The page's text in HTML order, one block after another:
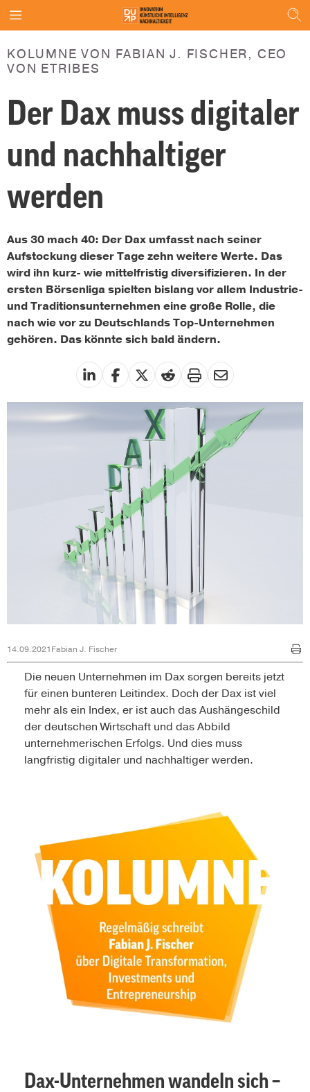
KOLUMNE VON FABIAN J. FISCHER, CEO
VON ETRIBES
Der Dax muss digitaler
und nachhaltiger
werden
Aus 30 mach 40: Der Dax umfasst nach seiner
Aufstockung dieser Tage zehn weitere Werte. Das
wird ihn kurz- wie mittelfristig diversifizieren. In der
ersten Börsenliga spielten bislang vor allem Industrie-
und Traditionsunternehmen eine große Rolle, die
nach wie vor zu Deutschlands Top-Unternehmen
gehören. Das könnte sich bald ändern.
14.09.2021Fabian J. Fischer
Die neuen Unternehmen im Dax sorgen bereits jetzt
für einen bunteren Leitindex. Doch der Dax ist viel
mehr als ein Index, er ist auch das Aushängeschild
der deutschen Wirtschaft und das Abbild
unternehmerischen Erfolgs. Und dies muss
langfristig digitaler und nachhaltiger werden.
Dax-Unternehmen wandeln sich –